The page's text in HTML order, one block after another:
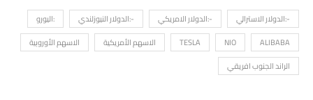
-:الدولار الاسترالي -:الدولار الامريكي -:الدولار النيوزلندي
:اليورو
ALIBABA
NIO
TESLA الاسهم الأمريكية
الاسهم الأوروبية
الراند الجنوب افريقي